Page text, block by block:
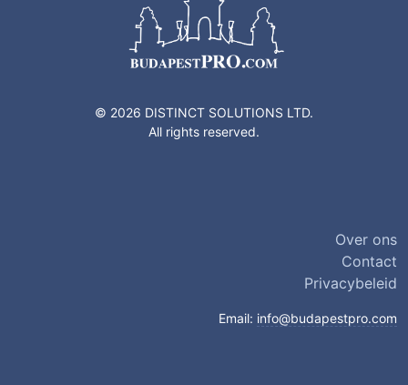
© 2026 DISTINCT SOLUTIONS LTD.
All rights reserved.
Over ons
Contact
Privacybeleid
Email: info@budapestpro.com